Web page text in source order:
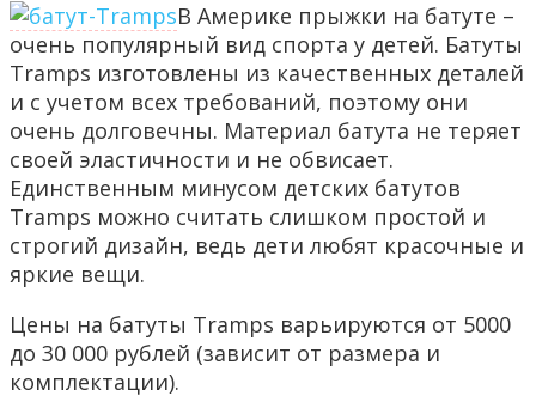
В Америке прыжки на батуте –
очень популярный вид спорта у детей. Батуты
Tramps изготовлены из качественных деталей
и с учетом всех требований, поэтому они
очень долговечны. Материал батута не теряет
своей эластичности и не обвисает.
Единственным минусом детских батутов
Tramps можно считать слишком простой и
строгий дизайн, ведь дети любят красочные и
яркие вещи.
Цены на батуты Tramps варьируются от 5000
до 30 000 рублей (зависит от размера и
комплектации).